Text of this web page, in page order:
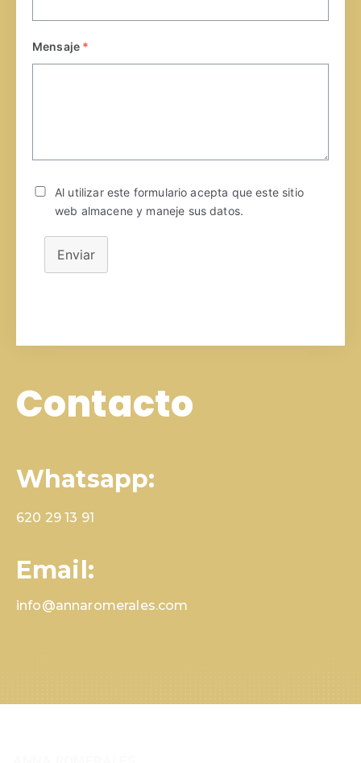
Mensaje *
Al utilizar este formulario acepta que este sitio
web almacene y maneje sus datos.
Enviar
Contacto
Whatsapp:
620 29 13 91
Email:
info@annaromerales.com